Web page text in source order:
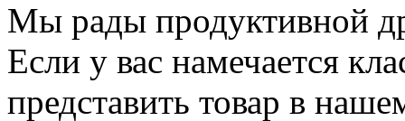
Мы рады продуктивной
Если у вас намечается
представить товар в